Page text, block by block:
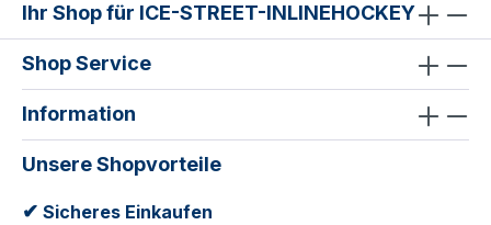
Ihr Shop für ICE-STREET-INLINEHOCKEY
Shop Service
Information
Unsere Shopvorteile
✔ Sicheres Einkaufen